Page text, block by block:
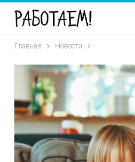
Главная Новости